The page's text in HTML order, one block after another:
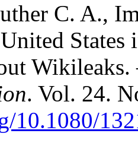
C. A.,
. Vol. 24.
10.1080/